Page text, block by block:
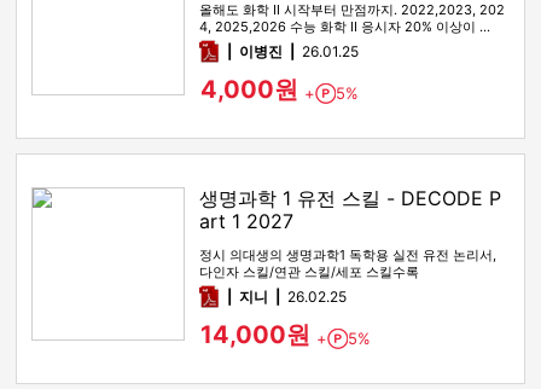
올해도 화학 II 시작부터 만점까지. 2022,2023, 202
4, 2025,2026 수능 화학 II 응시자 20% 이상이 …
pdf이병진 26.01.25
4,000원 + Point
5%
생명과학 1 유전 스킬 - DECODE P
art 1 2027
정시 의대생의 생명과학1 독학용 실전 유전 논리서,
다인자 스킬/연관 스킬/세포 스킬수록
pdf지니 26.02.25
14,000원 + Point
5%